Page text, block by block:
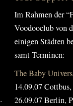
Im Rahmen der
Voodooclub von
einigen Städten
samt Terminen:
The Baby
14.09.07
26.09.07 Berlin,